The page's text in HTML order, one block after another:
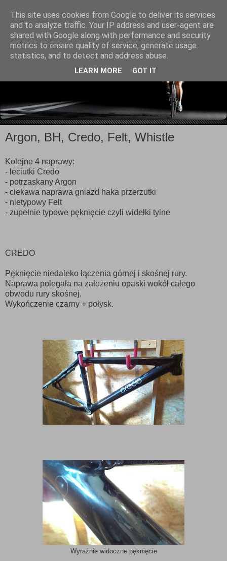
Argon, BH, Credo, Felt, Whistle
Kolejne 4 naprawy:
- leciutki Credo
- potrzaskany Argon
- ciekawa naprawa gniazd haka przerzutki
- nietypowy Felt
- zupełnie typowe pęknięcie czyli widełki tylne
CREDO
Pęknięcie niedaleko łączenia górnej i skośnej rury.
Naprawa polegała na założeniu opaski wokół całego
obwodu rury skośnej.
Wykończenie czarny + połysk.
Wyraźnie widoczne pęknięcie
This site uses cookies from Google to deliver its services
and to analyze traffic. Your IP address and user-agent are
shared with Google along with performance and security
metrics to ensure quality of service, generate usage
statistics, and to detect and address abuse.
LEARN MORE GOT IT